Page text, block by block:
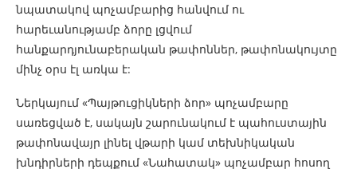
նպատակով պոչամբարից հանվում ու
հարեւանությամբ ձորը լցվում
հանքարդյունաբերական թափոններ, թափոնակույտը
մինչ օրս էլ առկա է:
Ներկայում «Պայթուցիկների ձոր» պոչամբարը
սառեցված է, սակայն շարունակում է պահուստային
թափոնավայր լինել վթարի կամ տեխնիկական
խնդիրների դեպքում «Նահատակ» պոչամբար հոսող